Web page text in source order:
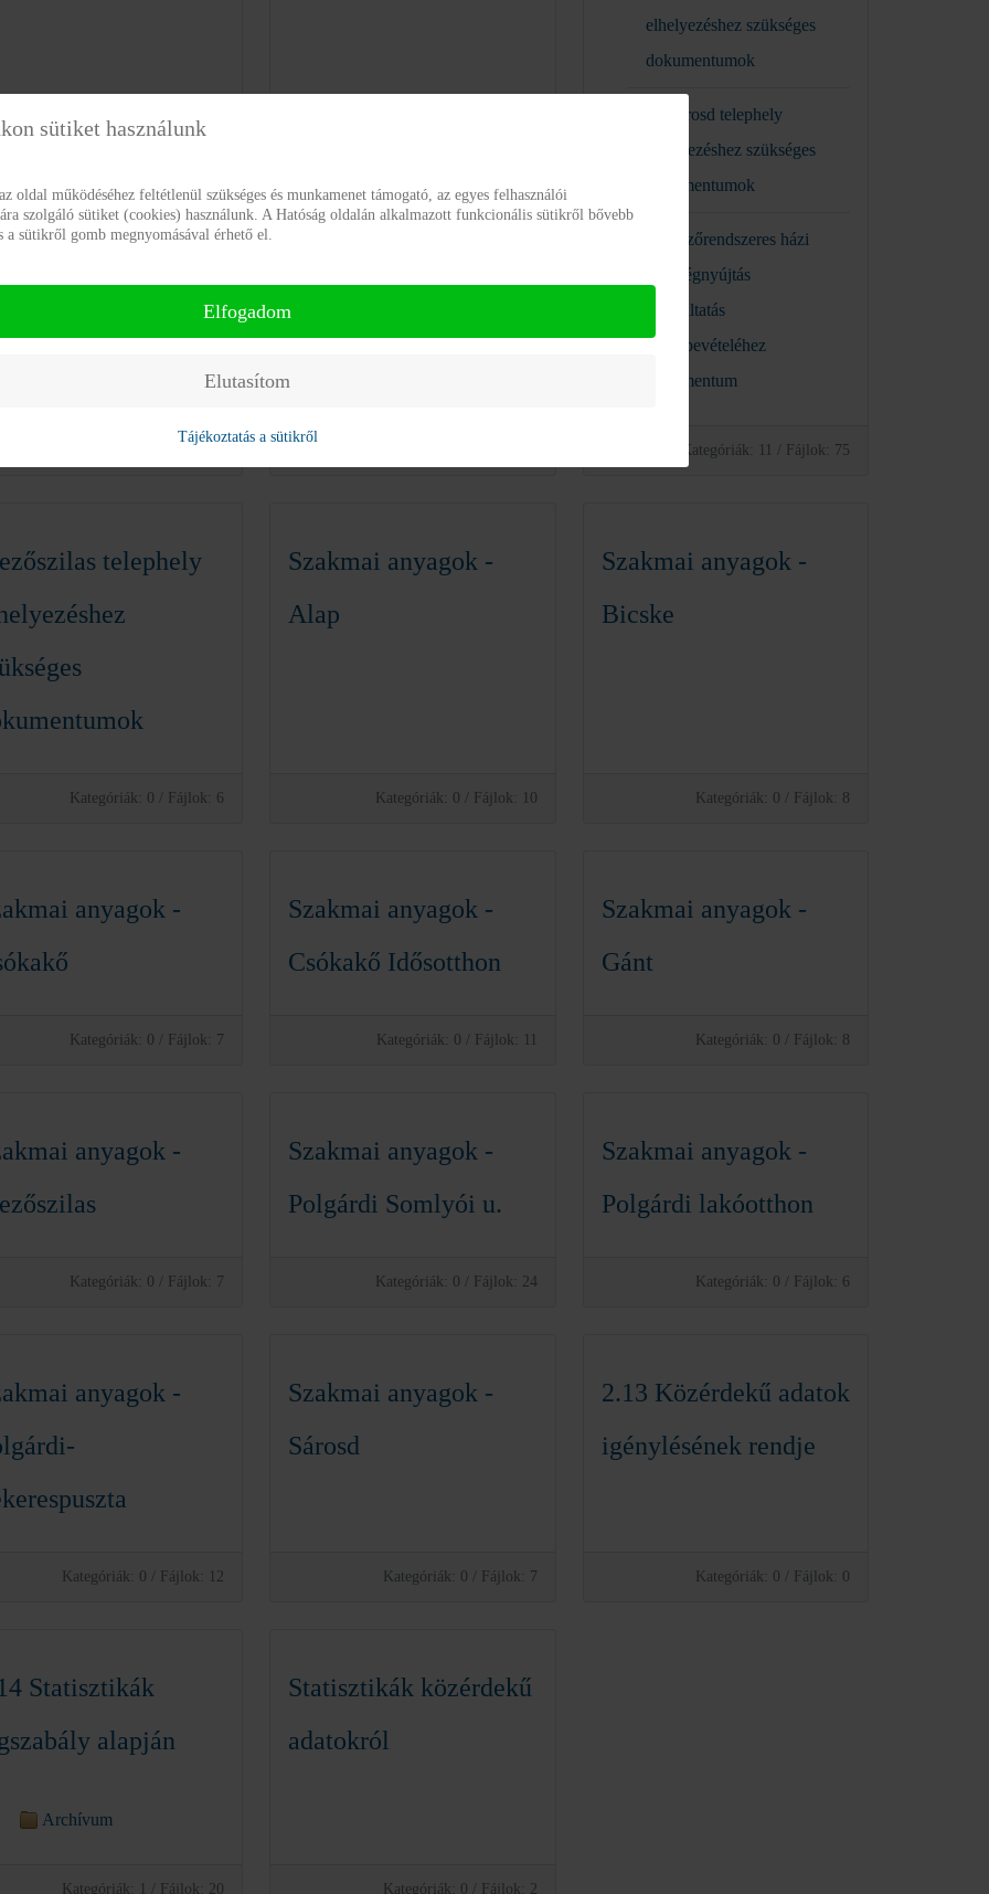
Fájlok: 9
elhelyezéshez szükséges
dokumentumok
Sárosd telephely
elhelyezéshez szükséges
dokumentumok
Jelzőrendszeres házi
segítségnyújtás
szolgáltatás
igénybevételéhez
dokumentum
Kategóriák: 11 / Fájlok: 75
telephely
Kategóriák: 0 / Fájlok: 6
Szakmai anyagok -
Alap
Kategóriák: 0 / Fájlok: 10
Szakmai anyagok -
Bicske
Kategóriák: 0 / Fájlok: 8
anyagok -
Kategóriák: 0 / Fájlok: 7
Szakmai anyagok -
Csókakő Idősotthon
Kategóriák: 0 / Fájlok: 11
Szakmai anyagok -
Gánt
Kategóriák: 0 / Fájlok: 8
anyagok -
Kategóriák: 0 / Fájlok: 7
Szakmai anyagok -
Polgárdi Somlyói u.
Kategóriák: 0 / Fájlok: 24
Szakmai anyagok -
Polgárdi lakóotthon
Kategóriák: 0 / Fájlok: 6
anyagok -
Kategóriák: 0 / Fájlok: 12
Szakmai anyagok -
Sárosd
Kategóriák: 0 / Fájlok: 7
2.13 Közérdekű adatok
igénylésének rendje
Kategóriák: 0 / Fájlok: 0
Statisztikák
alapján
Archívum
Kategóriák: 1 / Fájlok: 20
Statisztikák közérdekű
adatokról
Kategóriák: 0 / Fájlok: 2
sütiket használunk
oldal működéséhez feltétlenül szükséges és munkamenet támogató, az egyes felhasználói
szolgáló sütiket (cookies) használunk. A Hatóság oldalán alkalmazott funkcionális sütikről bővebb
a sütikről gomb megnyomásával érhető el.
Elfogadom
Elutasítom
Tájékoztatás a sütikről